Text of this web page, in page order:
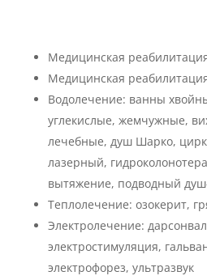
Медицинская
Медицинская
Водолечение: ванны
углекислые, жемчужные,
лечебные, душ Шарко,
лазерный,
вытяжение, подводный
Теплолечение: озокерит,
Электролечение:
электростимуляция,
электрофорез, ультразвук